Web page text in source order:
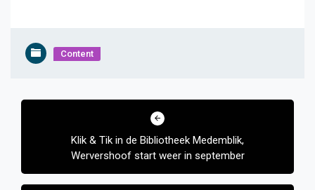
Content
Bericht
Klik & Tik in de Bibliotheek Medemblik,
Wervershoof start weer in september